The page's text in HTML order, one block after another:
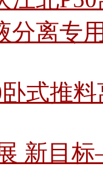
分离专
卧式推
新目